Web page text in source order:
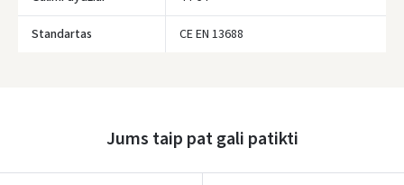
Standartas CE EN 13688
Jums taip pat gali patikti
Facebook